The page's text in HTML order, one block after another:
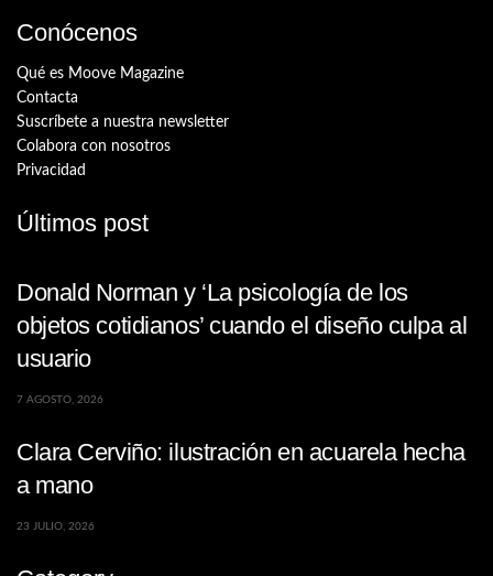
Conócenos
Qué es Moove Magazine
Contacta
Suscríbete a nuestra newsletter
Colabora con nosotros
Privacidad
Últimos post
Donald Norman y ‘La psicología de los
objetos cotidianos’ cuando el diseño culpa al
usuario
7 AGOSTO, 2026
Clara Cerviño: ilustración en acuarela hecha
a mano
23 JULIO, 2026